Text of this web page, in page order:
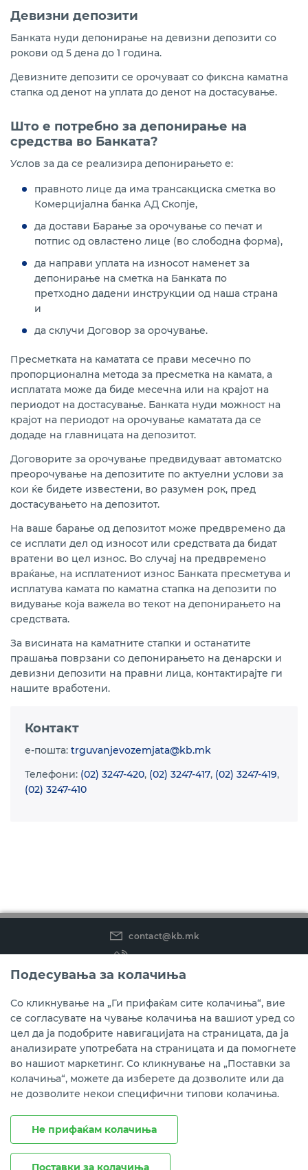
Девизни депозити
Банката нуди депонирање на девизни депозити со
рокови од 5 дена до 1 година.
Девизните депозити се орочуваат со фиксна каматна
стапка од денот на уплата до денот на достасување.
Што е потребно за депонирање на
средства во Банката?
Услов за да се реализира депонирањето е:
правното лице да има трансакциска сметка во
Комерцијална банка АД Скопје,
да достави Барање за орочување со печат и
потпис од овластено лице (во слободна форма),
да направи уплата на износот наменет за
депонирање на сметка на Банката по
претходно дадени инструкции од наша страна
и
да склучи Договор за орочување.
Пресметката на каматата се прави месечно по
пропорционална метода за пресметка на камата, а
исплатата може да биде месечна или на крајот на
периодот на достасување. Банката нуди можност на
крајот на периодот на орочување каматата да се
додаде на главницата на депозитот.
Договорите за орочување предвидуваат автоматско
преорочување на депозитите по актуелни услови за
кои ќе бидете известени, во разумен рок, пред
достасувањето на депозитот.
На ваше барање од депозитот може предвремено да
се исплати дел од износот или средствата да бидат
вратени во цел износ. Во случај на предвремено
враќање, на исплатениот износ Банката пресметува и
исплатува камата по каматна стапка на депозити по
видување која важела во текот на депонирањето на
средствата.
За висината на каматните стапки и останатите
прашања поврзани со депонирањето на денарски и
девизни депозити на правни лица, контактирајте ги
нашите вработени.
Контакт
e-пошта: trguvanjevozemjata@kb.mk
Телефони: (02) 3247-420, (02) 3247-417, (02) 3247-419,
(02) 3247-410
contact@kb.mk
(02) 3 296 800
Instagram
LinkedIn
Youtube
Преземете ја мобилната апликација мБанкаКо.
Подесувања за колачиња
Со кликнување на „Ги прифаќам сите колачиња“, вие
се согласувате на чување колачиња на вашиот уред со
цел да ја подобрите навигацијата на страницата, да ја
анализирате употребата на страницата и да помогнете
во нашиот маркетинг. Со кликнување на „Поставки за
колачиња“, можете да изберете да дозволите или да
не дозволите некои специфични типови колачиња.
Не прифаќам колачиња
Поставки за колачиња